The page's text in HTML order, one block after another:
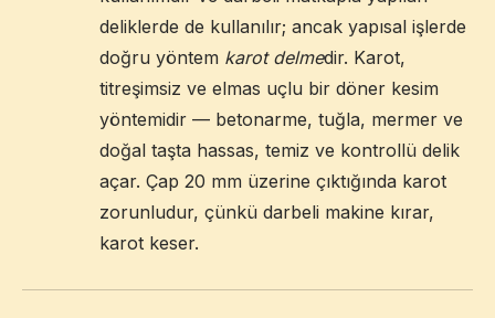
deliklerde de kullanılır; ancak yapısal işlerde
doğru yöntem karot delmedir. Karot,
titreşimsiz ve elmas uçlu bir döner kesim
yöntemidir — betonarme, tuğla, mermer ve
doğal taşta hassas, temiz ve kontrollü delik
açar. Çap 20 mm üzerine çıktığında karot
zorunludur, çünkü darbeli makine kırar,
karot keser.